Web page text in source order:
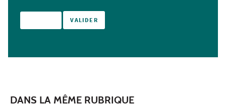
DANS LA MÊME RUBRIQUE